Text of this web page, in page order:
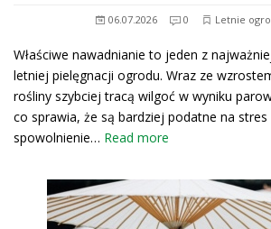
06.07.2026 0 Letnie
Właściwe nawadnianie to jeden z
letniej pielęgnacji ogrodu. Wraz ze
rośliny szybciej tracą wilgoć w wyniku
co sprawia, że są bardziej podatne na stres
spowolnienie… Read more